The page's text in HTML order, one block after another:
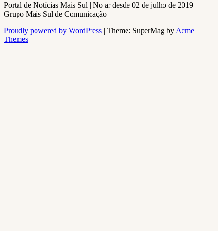
Portal de Notícias Mais Sul | No ar desde 02 de julho de 2019 |
Grupo Mais Sul de Comunicação
Proudly powered by WordPress | Theme: SuperMag by Acme
Themes